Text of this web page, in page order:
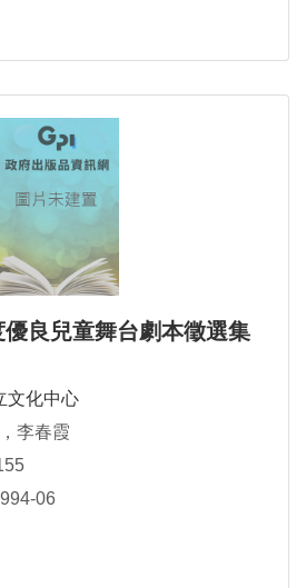
良兒童舞台劇本徵選集
文化中心
李春霞
06